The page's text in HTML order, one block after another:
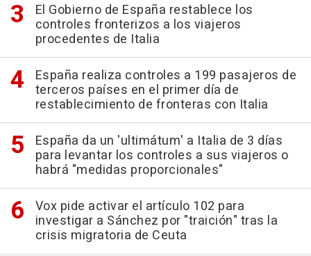
El Gobierno de España restablece los
controles fronterizos a los viajeros
procedentes de Italia
España realiza controles a 199 pasajeros de
terceros países en el primer día de
restablecimiento de fronteras con Italia
España da un 'ultimátum' a Italia de 3 días
para levantar los controles a sus viajeros o
habrá "medidas proporcionales"
Vox pide activar el artículo 102 para
investigar a Sánchez por "traición" tras la
crisis migratoria de Ceuta